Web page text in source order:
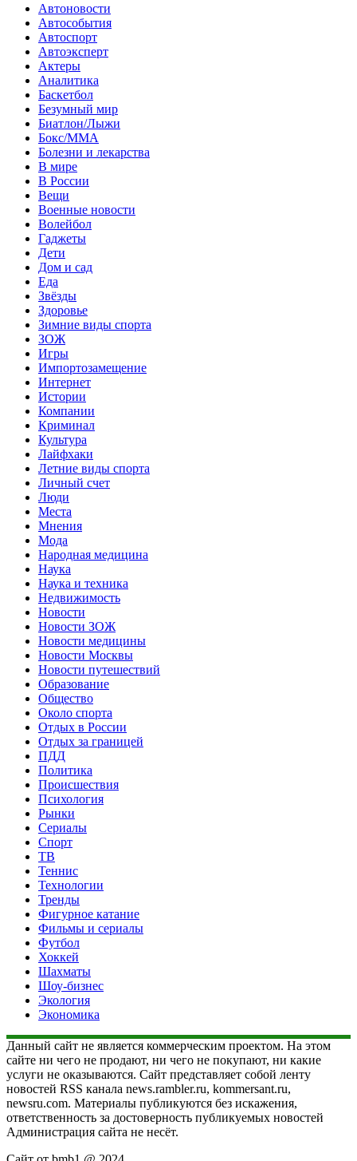
Автоновости
Автособытия
Автоспорт
Автоэксперт
Актеры
Аналитика
Баскетбол
Безумный мир
Биатлон/Лыжи
Бокс/MMA
Болезни и лекарства
В мире
В России
Вещи
Военные новости
Волейбол
Гаджеты
Дети
Дом и сад
Еда
Звёзды
Здоровье
Зимние виды спорта
ЗОЖ
Игры
Импортозамещение
Интернет
Истории
Компании
Криминал
Культура
Лайфхаки
Летние виды спорта
Личный счет
Люди
Места
Мнения
Мода
Народная медицина
Наука
Наука и техника
Недвижимость
Новости
Новости ЗОЖ
Новости медицины
Новости Москвы
Новости путешествий
Образование
Общество
Около спорта
Отдых в России
Отдых за границей
ПДД
Политика
Происшествия
Психология
Рынки
Сериалы
Спорт
ТВ
Теннис
Технологии
Тренды
Фигурное катание
Фильмы и сериалы
Футбол
Хоккей
Шахматы
Шоу-бизнес
Экология
Экономика
Данный сайт не является коммерческим проектом. На этом
сайте ни чего не продают, ни чего не покупают, ни какие
услуги не оказываются. Сайт представляет собой ленту
новостей RSS канала news.rambler.ru, kommersant.ru,
newsru.com. Материалы публикуются без искажения,
ответственность за достоверность публикуемых новостей
Администрация сайта не несёт.